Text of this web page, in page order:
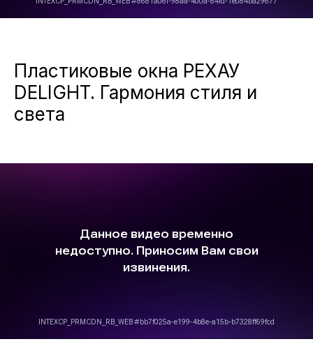
Пластиковые окна РЕХАУ
DELIGHT. Гармония стиля и
света